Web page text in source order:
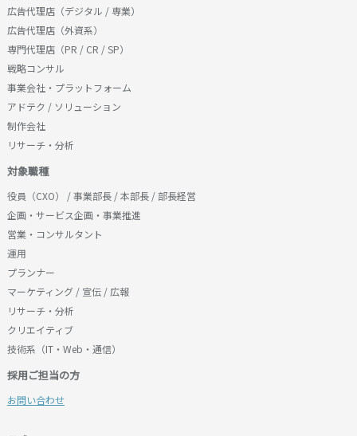
広告代理店（デジタル / 専業）
広告代理店（外資系）
専門代理店（PR / CR / SP）
戦略コンサル
事業会社・プラットフォーム
アドテク / ソリューション
制作会社
リサーチ・分析
対象職種
役員（CXO） / 事業部長 / 本部長 / 部長経営
企画・サービス企画・事業推進
営業・コンサルタント
運用
プランナー
マーケティング / 宣伝 / 広報
リサーチ・分析
クリエイティブ
技術系（IT・Web・通信）
採用ご担当の方
お問い合わせ